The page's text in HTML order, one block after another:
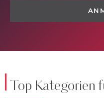
Top Kategorien